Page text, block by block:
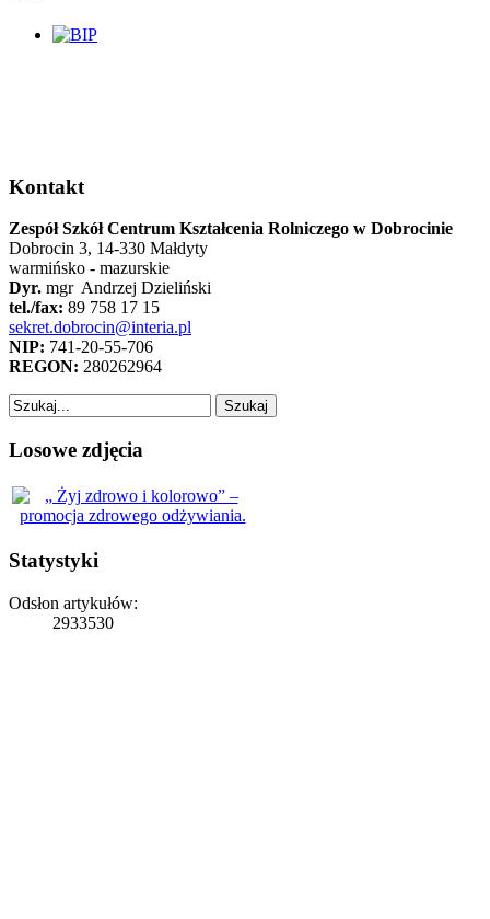
Kontakt
Zespół Szkół Centrum Kształcenia Rolniczego w Dobrocinie
Dobrocin 3, 14-330 Małdyty
warmińsko - mazurskie
Dyr. mgr Andrzej Dzieliński
tel./fax: 89 758 17 15
sekret.dobrocin@interia.pl
NIP: 741-20-55-706
REGON: 280262964
Losowe zdjęcia
Statystyki
Odsłon artykułów:
2933530